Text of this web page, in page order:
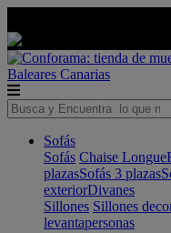
Baleares Canarias
Sofás
Sofás Chaise Longue
plazasSofás 3 plazas
exteriorDivanes
Sillones Sillones
levantapersonas